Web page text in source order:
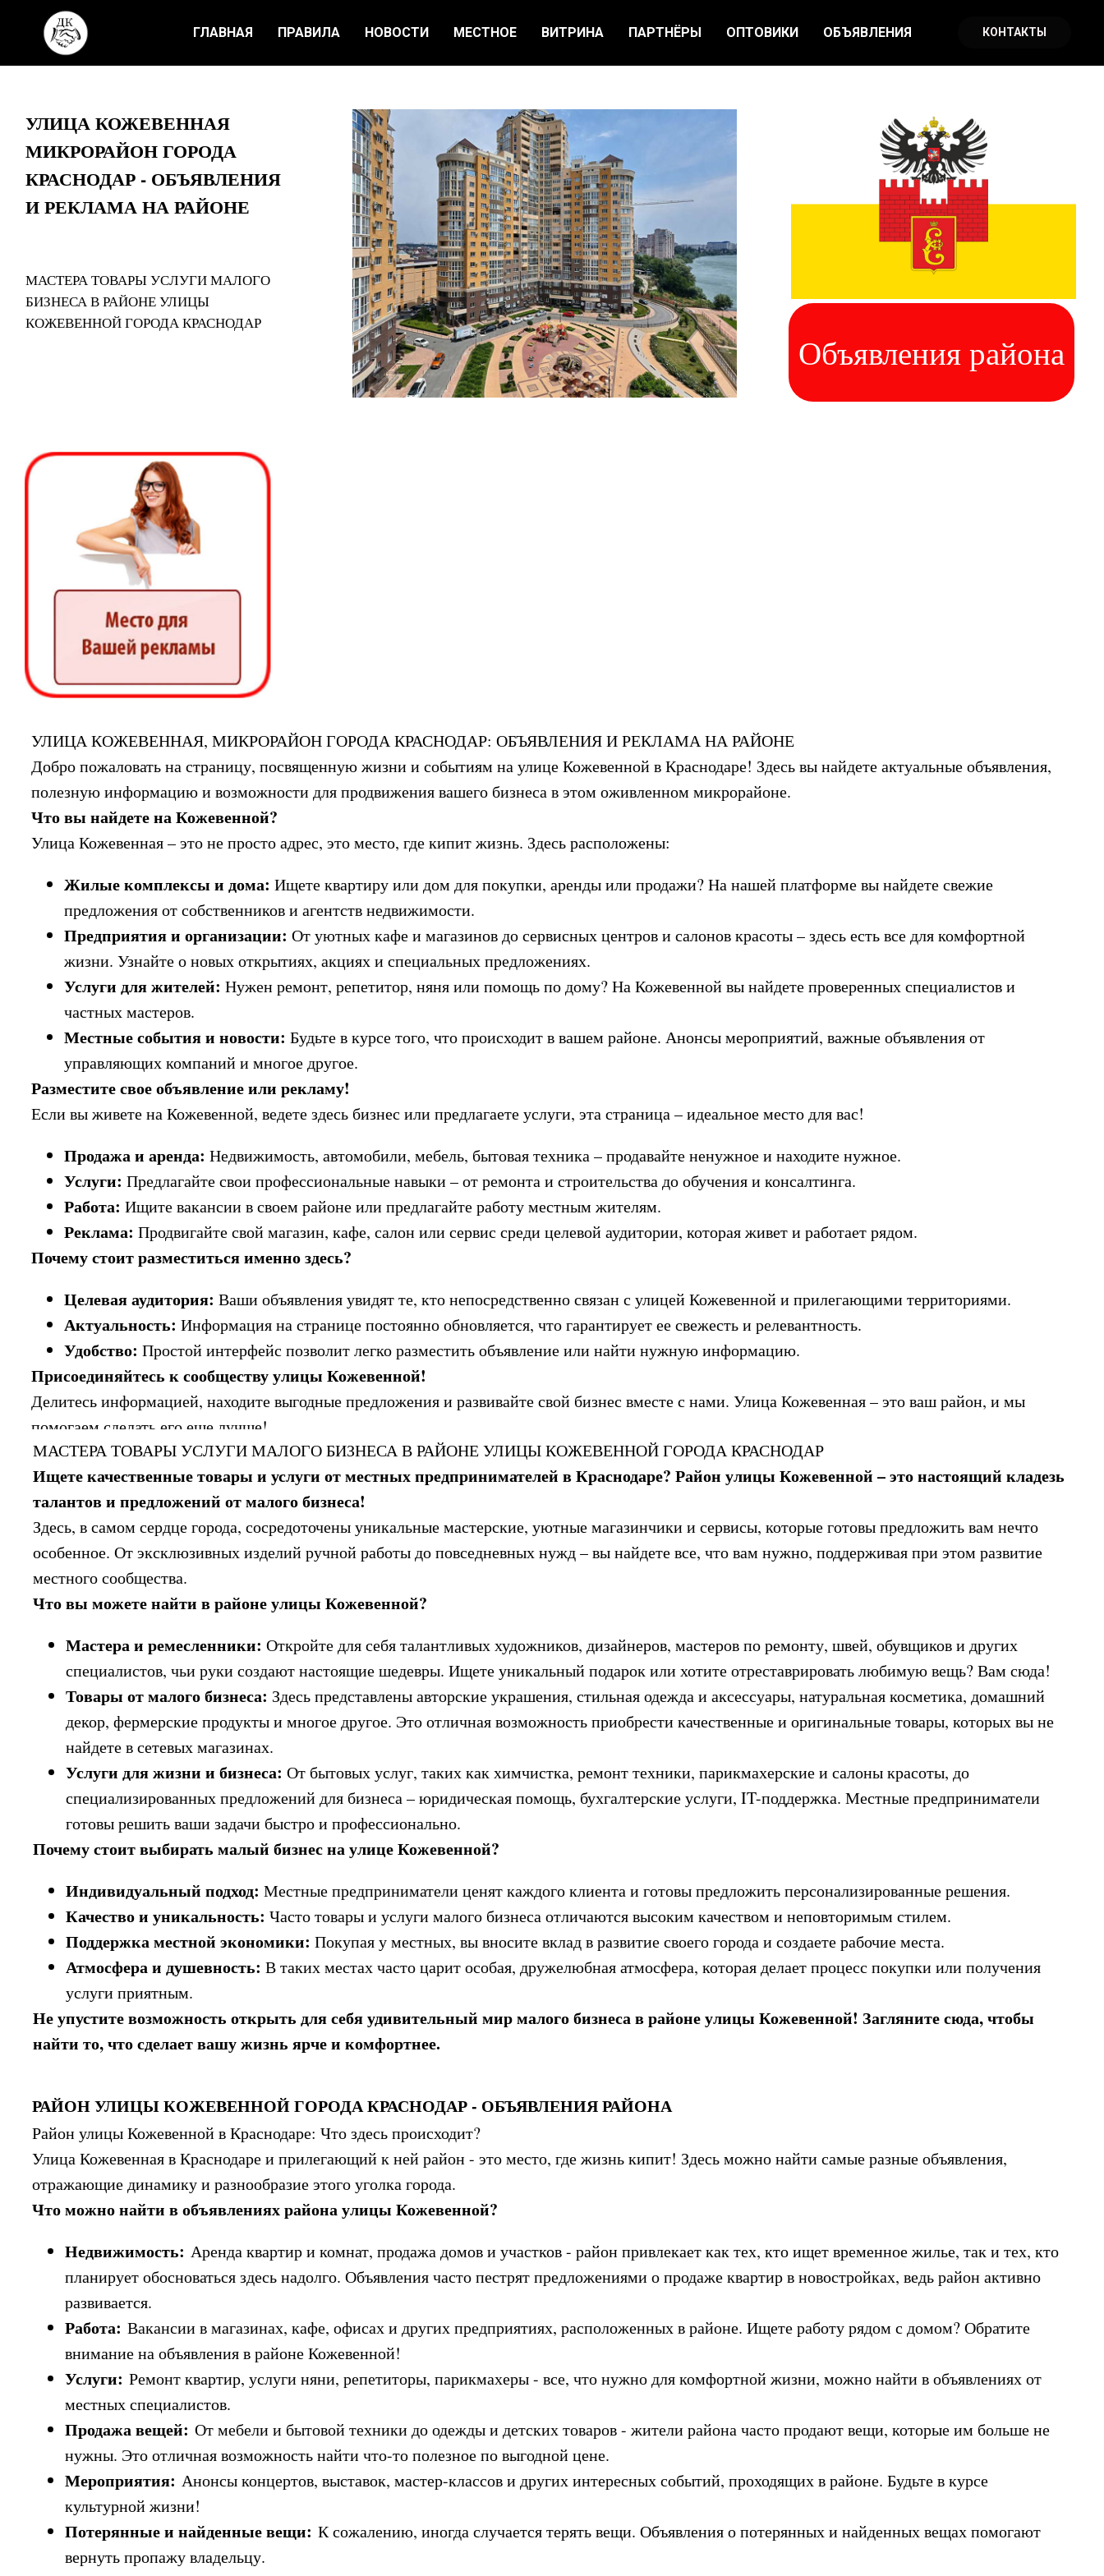
ГЛАВНАЯ ПРАВИЛА НОВОСТИ МЕСТНОЕ ВИТРИНА ПАРТНЁРЫ ОПТОВИКИ ОБЪЯВЛЕНИЯ КОНТАКТЫ
УЛИЦА КОЖЕВЕННАЯ
МИКРОРАЙОН ГОРОДА
КРАСНОДАР - ОБЪЯВЛЕНИЯ
И РЕКЛАМА НА РАЙОНЕ
Объявления района
МАСТЕРА ТОВАРЫ УСЛУГИ МАЛОГО
БИЗНЕСА В РАЙОНЕ УЛИЦЫ
КОЖЕВЕННОЙ ГОРОДА КРАСНОДАР
УЛИЦА КОЖЕВЕННАЯ, МИКРОРАЙОН ГОРОДА КРАСНОДАР: ОБЪЯВЛЕНИЯ И РЕКЛАМА НА РАЙОНЕ
Добро пожаловать на страницу, посвященную жизни и событиям на улице Кожевенной в Краснодаре! Здесь вы найдете актуальные объявления,
полезную информацию и возможности для продвижения вашего бизнеса в этом оживленном микрорайоне.
Что вы найдете на Кожевенной?
Улица Кожевенная – это не просто адрес, это место, где кипит жизнь. Здесь расположены:
Жилые комплексы и дома: Ищете квартиру или дом для покупки, аренды или продажи? На нашей платформе вы найдете свежие
предложения от собственников и агентств недвижимости.
Предприятия и организации: От уютных кафе и магазинов до сервисных центров и салонов красоты – здесь есть все для комфортной
жизни. Узнайте о новых открытиях, акциях и специальных предложениях.
Услуги для жителей: Нужен ремонт, репетитор, няня или помощь по дому? На Кожевенной вы найдете проверенных специалистов и
частных мастеров.
Местные события и новости: Будьте в курсе того, что происходит в вашем районе. Анонсы мероприятий, важные объявления от
управляющих компаний и многое другое.
Разместите свое объявление или рекламу!
Если вы живете на Кожевенной, ведете здесь бизнес или предлагаете услуги, эта страница – идеальное место для вас!
Продажа и аренда: Недвижимость, автомобили, мебель, бытовая техника – продавайте ненужное и находите нужное.
Услуги: Предлагайте свои профессиональные навыки – от ремонта и строительства до обучения и консалтинга.
Работа: Ищите вакансии в своем районе или предлагайте работу местным жителям.
Реклама: Продвигайте свой магазин, кафе, салон или сервис среди целевой аудитории, которая живет и работает рядом.
Почему стоит разместиться именно здесь?
Целевая аудитория: Ваши объявления увидят те, кто непосредственно связан с улицей Кожевенной и прилегающими территориями.
Актуальность: Информация на странице постоянно обновляется, что гарантирует ее свежесть и релевантность.
Удобство: Простой интерфейс позволит легко разместить объявление или найти нужную информацию.
Присоединяйтесь к сообществу улицы Кожевенной!
Делитесь информацией, находите выгодные предложения и развивайте свой бизнес вместе с нами. Улица Кожевенная – это ваш район, и мы
помогаем сделать его еще лучше!
МАСТЕРА ТОВАРЫ УСЛУГИ МАЛОГО БИЗНЕСА В РАЙОНЕ УЛИЦЫ КОЖЕВЕННОЙ ГОРОДА КРАСНОДАР
Ищете качественные товары и услуги от местных предпринимателей в Краснодаре? Район улицы Кожевенной – это настоящий кладезь
талантов и предложений от малого бизнеса!
Здесь, в самом сердце города, сосредоточены уникальные мастерские, уютные магазинчики и сервисы, которые готовы предложить вам нечто
особенное. От эксклюзивных изделий ручной работы до повседневных нужд – вы найдете все, что вам нужно, поддерживая при этом развитие
местного сообщества.
Что вы можете найти в районе улицы Кожевенной?
Мастера и ремесленники: Откройте для себя талантливых художников, дизайнеров, мастеров по ремонту, швей, обувщиков и других
специалистов, чьи руки создают настоящие шедевры. Ищете уникальный подарок или хотите отреставрировать любимую вещь? Вам сюда!
Товары от малого бизнеса: Здесь представлены авторские украшения, стильная одежда и аксессуары, натуральная косметика, домашний
декор, фермерские продукты и многое другое. Это отличная возможность приобрести качественные и оригинальные товары, которых вы не
найдете в сетевых магазинах.
Услуги для жизни и бизнеса: От бытовых услуг, таких как химчистка, ремонт техники, парикмахерские и салоны красоты, до
специализированных предложений для бизнеса – юридическая помощь, бухгалтерские услуги, IT-поддержка. Местные предприниматели
готовы решить ваши задачи быстро и профессионально.
Почему стоит выбирать малый бизнес на улице Кожевенной?
Индивидуальный подход: Местные предприниматели ценят каждого клиента и готовы предложить персонализированные решения.
Качество и уникальность: Часто товары и услуги малого бизнеса отличаются высоким качеством и неповторимым стилем.
Поддержка местной экономики: Покупая у местных, вы вносите вклад в развитие своего города и создаете рабочие места.
Атмосфера и душевность: В таких местах часто царит особая, дружелюбная атмосфера, которая делает процесс покупки или получения
услуги приятным.
Не упустите возможность открыть для себя удивительный мир малого бизнеса в районе улицы Кожевенной! Загляните сюда, чтобы
найти то, что сделает вашу жизнь ярче и комфортнее.
Район улицы Кожевенной в Краснодаре: Что здесь происходит?
Улица Кожевенная в Краснодаре и прилегающий к ней район - это место, где жизнь кипит! Здесь можно найти самые разные объявления,
отражающие динамику и разнообразие этого уголка города.
Что можно найти в объявлениях района улицы Кожевенной?
Недвижимость: Аренда квартир и комнат, продажа домов и участков - район привлекает как тех, кто ищет временное жилье, так и тех, кто
планирует обосноваться здесь надолго. Объявления часто пестрят предложениями о продаже квартир в новостройках, ведь район активно
развивается.
Работа: Вакансии в магазинах, кафе, офисах и других предприятиях, расположенных в районе. Ищете работу рядом с домом? Обратите
внимание на объявления в районе Кожевенной!
Услуги: Ремонт квартир, услуги няни, репетиторы, парикмахеры - все, что нужно для комфортной жизни, можно найти в объявлениях от
местных специалистов.
Продажа вещей: От мебели и бытовой техники до одежды и детских товаров - жители района часто продают вещи, которые им больше не
нужны. Это отличная возможность найти что-то полезное по выгодной цене.
Мероприятия: Анонсы концертов, выставок, мастер-классов и других интересных событий, проходящих в районе. Будьте в курсе
культурной жизни!
Потерянные и найденные вещи: К сожалению, иногда случается терять вещи. Объявления о потерянных и найденных вещах помогают
вернуть пропажу владельцу.
РАЙОН УЛИЦЫ КОЖЕВЕННОЙ ГОРОДА КРАСНОДАР - ОБЪЯВЛЕНИЯ РАЙОНА